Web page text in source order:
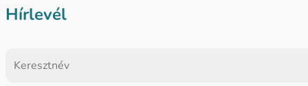
Hírlevél